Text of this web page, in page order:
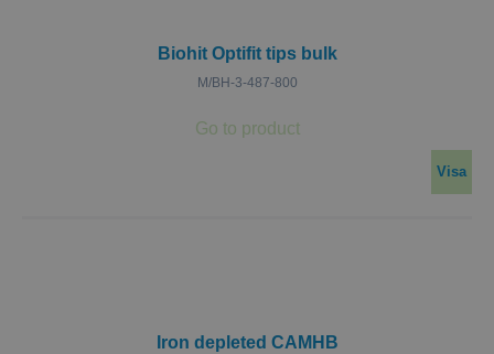
Biohit Optifit tips bulk
M/BH-3-487-800
Visa
Iron depleted CAMHB